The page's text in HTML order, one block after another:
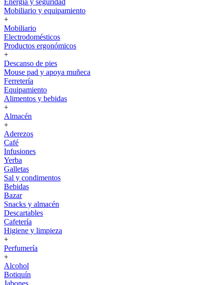
Energía y seguridad
Mobiliario y equipamiento
+
Mobiliario
Electrodomésticos
Productos ergonómicos
+
Descanso de pies
Mouse pad y apoya muñeca
Ferretería
Equipamiento
Alimentos y bebidas
+
Almacén
+
Aderezos
Café
Infusiones
Yerba
Galletas
Sal y condimentos
Bebidas
Bazar
Snacks y almacén
Descartables
Cafetería
Higiene y limpieza
+
Perfumería
+
Alcohol
Botiquín
Jabones